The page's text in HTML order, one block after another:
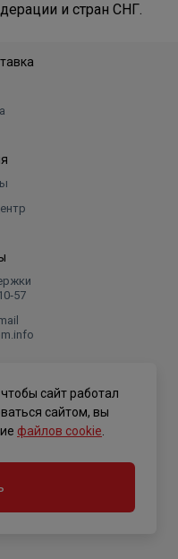
и стран СНГ.
сайт работал
сайтом, вы
файлов cookie